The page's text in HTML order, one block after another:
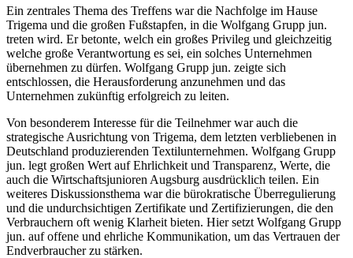
Ein zentrales Thema des Treffens war die Nachfolge im Hause
Trigema und die großen Fußstapfen, in die Wolfgang Grupp jun.
treten wird. Er betonte, welch ein großes Privileg und gleichzeitig
welche große Verantwortung es sei, ein solches Unternehmen
übernehmen zu dürfen. Wolfgang Grupp jun. zeigte sich
entschlossen, die Herausforderung anzunehmen und das
Unternehmen zukünftig erfolgreich zu leiten.
Von besonderem Interesse für die Teilnehmer war auch die
strategische Ausrichtung von Trigema, dem letzten verbliebenen in
Deutschland produzierenden Textilunternehmen. Wolfgang Grupp
jun. legt großen Wert auf Ehrlichkeit und Transparenz, Werte, die
auch die Wirtschaftsjunioren Augsburg ausdrücklich teilen. Ein
weiteres Diskussionsthema war die bürokratische Überregulierung
und die undurchsichtigen Zertifikate und Zertifizierungen, die den
Verbrauchern oft wenig Klarheit bieten. Hier setzt Wolfgang Grupp
jun. auf offene und ehrliche Kommunikation, um das Vertrauen der
Endverbraucher zu stärken.